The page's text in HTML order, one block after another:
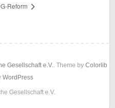
Reform
Gesellschaft e.V.. Theme by Colorlib
WordPress
Gesellschaft e.V.